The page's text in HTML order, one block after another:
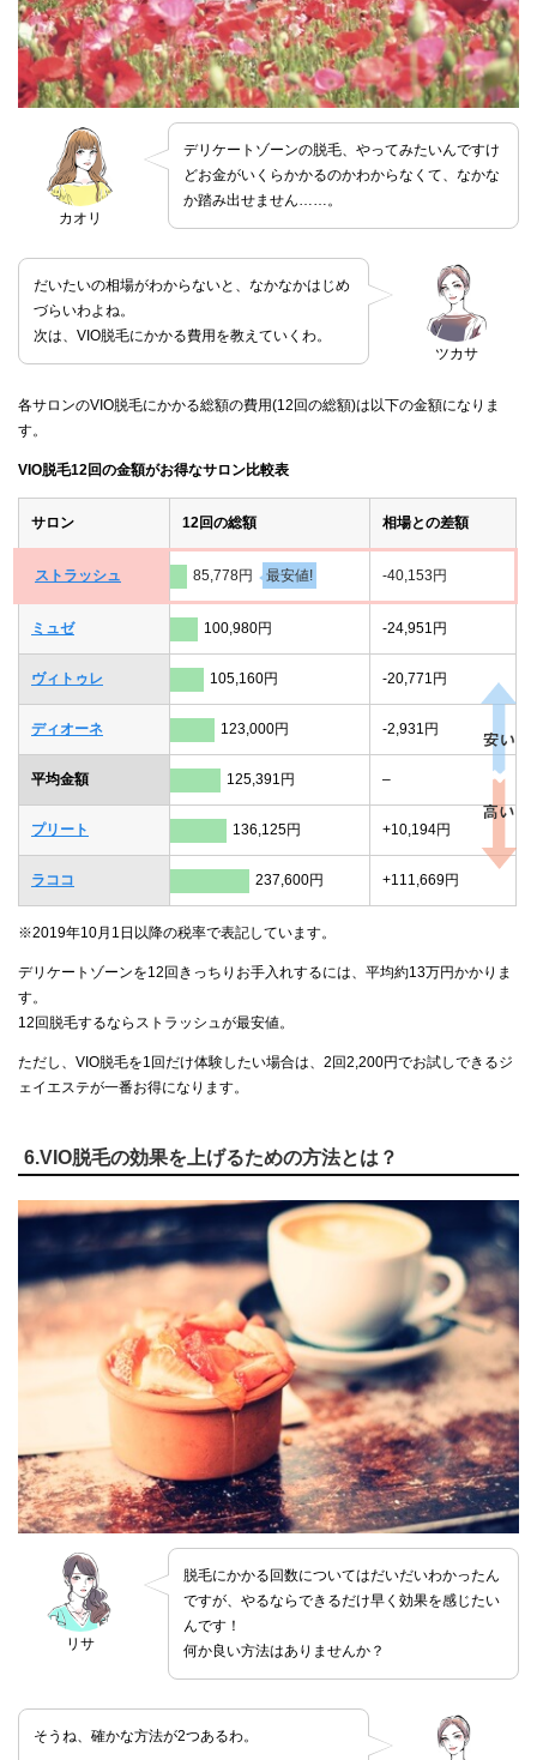
カオリ
デリケートゾーンの脱毛、やってみたいんですけ
どお金がいくらかかるのかわからなくて、なかな
か踏み出せません……。
ツカサ
だいたいの相場がわからないと、なかなかはじめ
づらいわよね。
次は、VIO脱毛にかかる費用を教えていくわ。
各サロンのVIO脱毛にかかる総額の費用(12回の総額)は以下の金額になりま
す。
VIO脱毛12回の金額がお得なサロン比較表
サロン 12回の総額 相場との差額
ストラッシュ 85,778円 最安値! -40,153円
ミュゼ 100,980円 -24,951円
ヴィトゥレ 105,160円 -20,771円
ディオーネ 123,000円 -2,931円
平均金額 125,391円 –
プリート 136,125円 +10,194円
ラココ 237,600円 +111,669円
※2019年10月1日以降の税率で表記しています。
デリケートゾーンを12回きっちりお手入れするには、平均約13万円かかりま
す。
12回脱毛するならストラッシュが最安値。
ただし、VIO脱毛を1回だけ体験したい場合は、2回2,200円でお試しできるジ
ェイエステが一番お得になります。
6.VIO脱毛の効果を上げるための方法とは？
リサ
脱毛にかかる回数についてはだいだいわかったん
ですが、やるならできるだけ早く効果を感じたい
んです！
何か良い方法はありませんか？
そうね、確かな方法が2つあるわ。